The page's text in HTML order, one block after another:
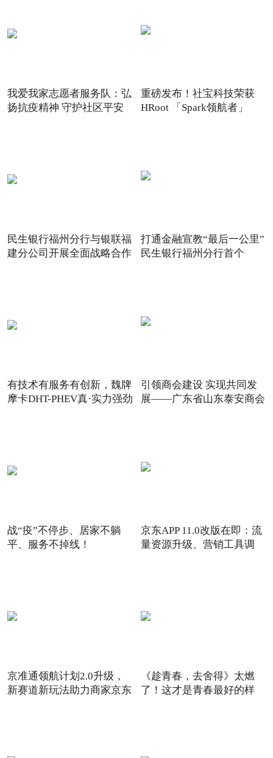
我爱我家志愿者服务队：弘
扬抗疫精神 守护社区平安
重磅发布！社宝科技荣获
HRoot 「Spark领航者」
民生银行福州分行与银联福
建分公司开展全面战略合作
打通金融宣教“最后一公里”
民生银行福州分行首个
有技术有服务有创新，魏牌
摩卡DHT-PHEV真·实力强劲
引领商会建设 实现共同发
展——广东省山东泰安商会
战“疫”不停步、居家不躺
平、服务不掉线！
京东APP 11.0改版在即：流
量资源升级、营销工具调
京准通领航计划2.0升级，
新赛道新玩法助力商家京东
《趁青春，去舍得》太燃
了！这才是青春最好的样